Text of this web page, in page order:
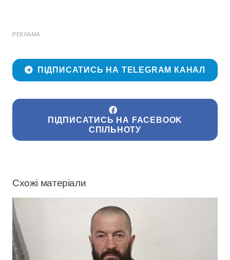
РЕКЛАМА
ПІДПИСАТИСЬ НА TELEGRAM КАНАЛ
ПІДПИСАТИСЬ НА FACEBOOK
СПІЛЬНОТУ
Схожі матеріали